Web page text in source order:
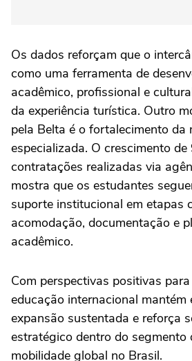
Os dados reforçam que o
como uma ferramenta de
acadêmico, profissional e
da experiência turística. Outro
pela Belta é o fortalecimento da
especializada. O crescimento
contratações realizadas via
mostra que os estudantes
suporte institucional em etapas
acomodação, documentação e
acadêmico.
Com perspectivas positivas
educação internacional mantém
expansão sustentada e reforça
estratégico dentro do segmento
mobilidade global no Brasil.